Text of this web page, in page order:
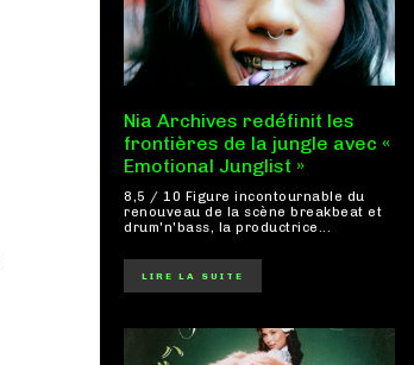
Nia Archives redéfinit les
frontières de la jungle avec «
Emotional Junglist »
8,5 / 10 Figure incontournable du
renouveau de la scène breakbeat et
drum'n'bass, la productrice...
LIRE LA SUITE